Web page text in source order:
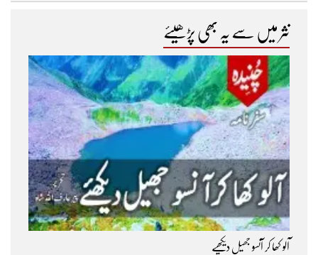
نثر میں سے یہ بھی پڑھیئے
آلو کھا کر آنسو جھیل دیکھیے